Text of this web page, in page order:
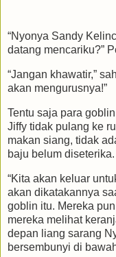
“Nyonya Sandy
datang mencariku?”
“Jangan khawatir,”
akan mengurusnya!”
Tentu saja para
Jiffy tidak pulang ke
makan siang, tidak
baju belum
“Kita akan keluar
akan dikatakannya
goblin itu. Mereka
mereka melihat
depan liang sarang
bersembunyi di